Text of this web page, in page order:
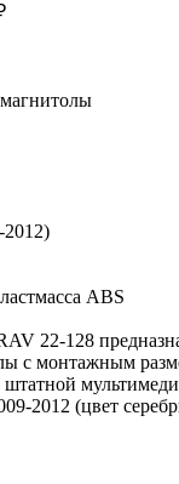
2012)
ABS
22-128
с монтажным
2012 (цвет